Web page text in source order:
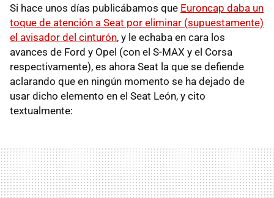
Si hace unos días publicábamos que Euroncap daba un
toque de atención a Seat por eliminar (supuestamente)
el avisador del cinturón, y le echaba en cara los
avances de Ford y Opel (con el S-MAX y el Corsa
respectivamente), es ahora Seat la que se defiende
aclarando que en ningún momento se ha dejado de
usar dicho elemento en el Seat León, y cito
textualmente: